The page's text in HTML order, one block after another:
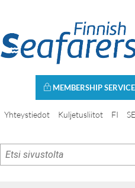
MEMBERSHIP SERVICE
Yhteystiedot Kuljetusliitot FI SE